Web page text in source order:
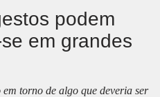
podem
em grandes
torno de algo que deveria ser